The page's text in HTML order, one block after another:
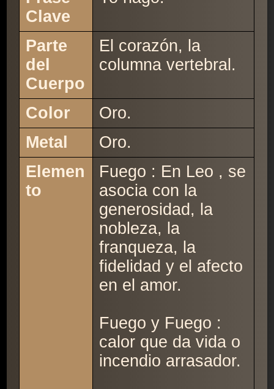
Clave
Parte
del
Cuerpo
El corazón, la
columna vertebral.
Color
Oro.
Metal
Oro.
Elemen
to
Fuego : En Leo , se
asocia con la
generosidad, la
nobleza, la
franqueza, la
fidelidad y el afecto
en el amor.
Fuego y Fuego :
calor que da vida o
incendio arrasador.